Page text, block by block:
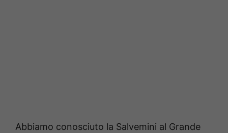
Abbiamo conosciuto la Salvemini al Grande